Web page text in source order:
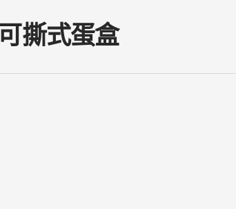
可撕式蛋盒